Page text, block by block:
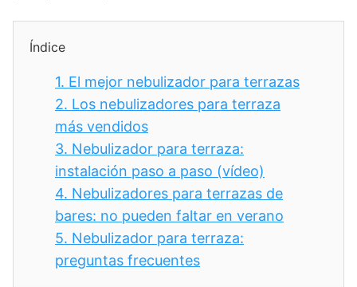
Índice
1. El mejor nebulizador para terrazas
2. Los nebulizadores para terraza
más vendidos
3. Nebulizador para terraza:
instalación paso a paso (vídeo)
4. Nebulizadores para terrazas de
bares: no pueden faltar en verano
5. Nebulizador para terraza:
preguntas frecuentes